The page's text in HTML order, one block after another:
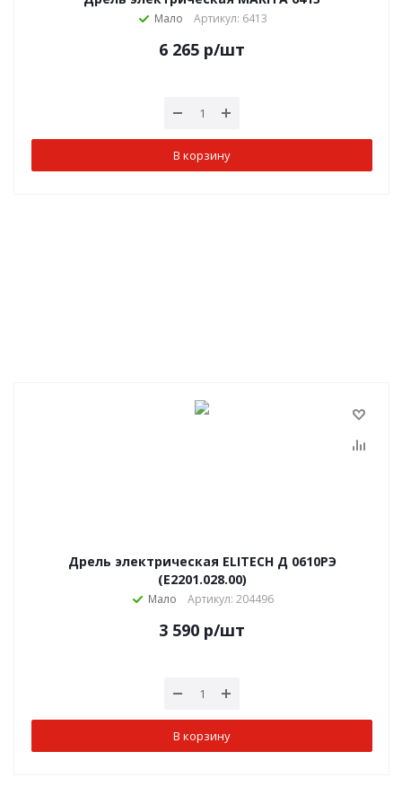
Мало Артикул: 6413
6 265 р/шт
В корзину
Дрель электрическая ELITECH Д 0610РЭ
(E2201.028.00)
Мало Артикул: 204496
3 590 р/шт
В корзину